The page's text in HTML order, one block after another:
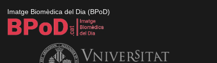
Imatge Biomèdica del Dia (BPoD)